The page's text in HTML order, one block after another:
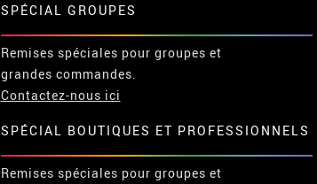
SPÉCIAL GROUPES
Remises spéciales pour groupes et
grandes commandes.
Contactez-nous ici
SPÉCIAL BOUTIQUES ET PROFESSIONNELS
Remises spéciales pour groupes et